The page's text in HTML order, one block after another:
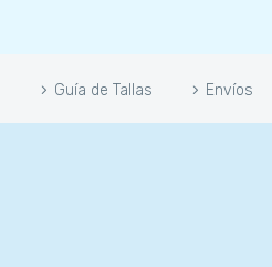
Guía de Tallas Envíos